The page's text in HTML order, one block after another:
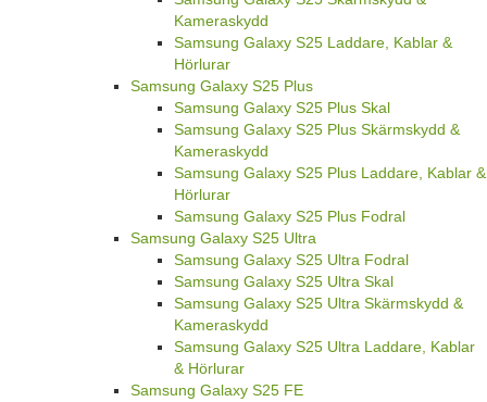
Kameraskydd
Samsung Galaxy S25 Laddare, Kablar &
Hörlurar
Samsung Galaxy S25 Plus
Samsung Galaxy S25 Plus Skal
Samsung Galaxy S25 Plus Skärmskydd &
Kameraskydd
Samsung Galaxy S25 Plus Laddare, Kablar &
Hörlurar
Samsung Galaxy S25 Plus Fodral
Samsung Galaxy S25 Ultra
Samsung Galaxy S25 Ultra Fodral
Samsung Galaxy S25 Ultra Skal
Samsung Galaxy S25 Ultra Skärmskydd &
Kameraskydd
Samsung Galaxy S25 Ultra Laddare, Kablar
& Hörlurar
Samsung Galaxy S25 FE